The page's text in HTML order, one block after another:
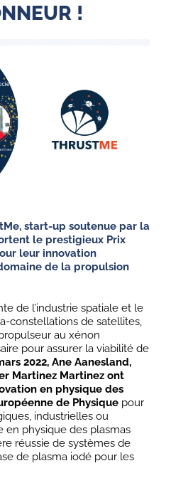
!
start-up soutenue par la
le prestigieux Prix
leur innovation
de la propulsion
de l’industrie spatiale et le
constellations de satellites,
au xénon
pour assurer la viabilité de
2022, Ane Aanesland,
Martinez Martinez ont
en physique des
de Physique pour
industrielles ou
en physique des plasmas
réussie de systèmes de
de plasma iodé pour les